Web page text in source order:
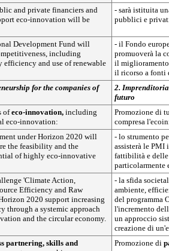
and private financiers and
eco-innovation will be
- sarà istituita
pubblici e
Development Fund will
including
efficiency and use of renewable
- il Fondo
promuoverà la
il
il ricorso a fonti
for the companies of
2.
futuro
ofeco-innovation, including
eco-innovation:
Promozione di
compresa
under Horizon 2020 will
the feasibility and the
of highly eco-innovative
- lo strumento
assisterà le PMI
fattibilità e
particolarmente
'Climate Action,
Efficiency and Raw
2020 support increasing
through a systemic approach
and the circular economy.
- la sfida
ambiente,
del programma
l'incremento
un approccio
creazione di
partnering, skills and
Promozione di